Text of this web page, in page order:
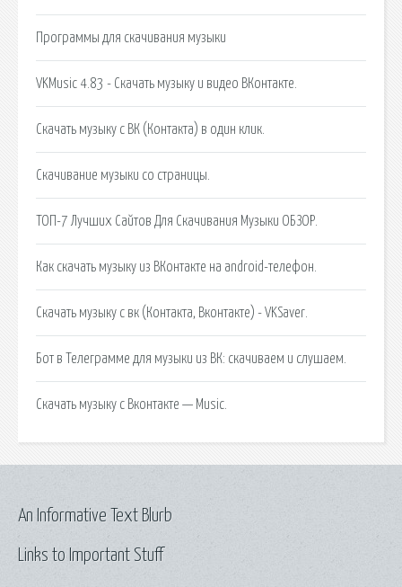
Программы для скачивания музыки
VKMusic 4.83 - Скачать музыку и видео ВКонтакте.
Скачать музыку с ВК (Контакта) в один клик.
Скачивание музыки со страницы.
TOП-7 Лучших Сайтов Для Скачивания Музыки ОБЗОР.
Как скачать музыку из ВКонтакте на android-телефон.
Скачать музыку с вк (Контакта, Вконтакте) - VKSaver.
Бот в Телеграмме для музыки из ВК: скачиваем и слушаем.
Скачать музыку с Вконтакте — Music.
Links to Important Stuff
An Informative Text Blurb